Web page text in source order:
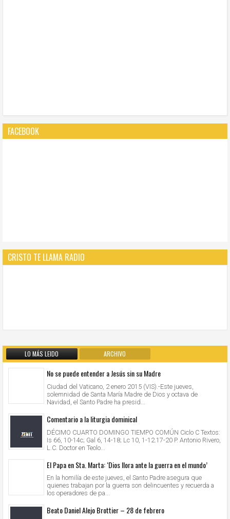
FACEBOOK
CRISTO TE LLAMA RADIO
LO MÁS LEIDO ARCHIVO
No se puede entender a Jesús sin su Madre
Ciudad del Vaticano, 2 enero 2015 (VIS).-Este jueves,
solemnidad de Santa María Madre de Dios y octava de
Navidad, el Santo Padre ha presid...
Comentario a la liturgia dominical
DÉCIMO CUARTO DOMINGO TIEMPO COMÚN Ciclo C Textos:
Is 66, 10-14c; Gal 6, 14-18; Lc 10, 1-12.17-20 P. Antonio Rivero,
L.C. Doctor en Teolo...
El Papa en Sta. Marta: ‘Dios llora ante la guerra en el mundo’
En la homilía de este jueves, el Santo Padre asegura que
quienes trabajan por la guerra son delincuentes y recuerda a
los operadores de pa...
Beato Daniel Alejo Brottier – 28 de febrero